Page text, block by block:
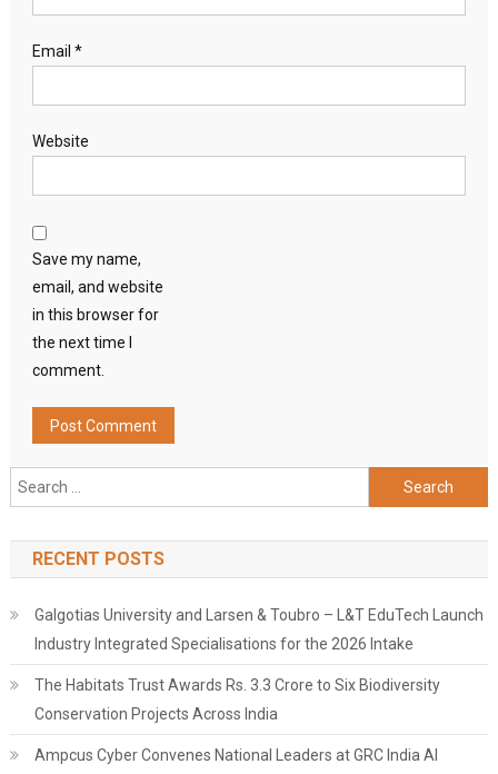
Email *
Website
Save my name,
email, and website
in this browser for
the next time I
comment.
Search
for:
RECENT POSTS
Galgotias University and Larsen & Toubro – L&T EduTech Launch
Industry Integrated Specialisations for the 2026 Intake
The Habitats Trust Awards Rs. 3.3 Crore to Six Biodiversity
Conservation Projects Across India
Ampcus Cyber Convenes National Leaders at GRC India AI